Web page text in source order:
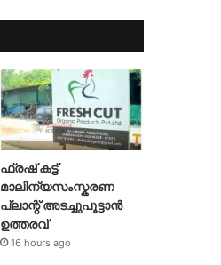
ഫ്രഷ് കട്ട്
മാലിന്യസംസ്കരണ
പ്ലാന്റ് അടച്ചുപൂട്ടാൻ
ഉത്തരവ്
16 hours ago